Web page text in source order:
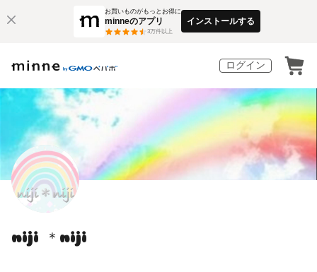
お買いものがもっとお得に
minneのアプリ
3万件以上
インストールする
ログイン
niji ＊niji